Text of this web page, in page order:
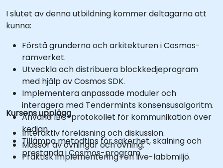
I slutet av denna utbildning kommer deltagarna att
kunna:
Förstå grunderna och arkitekturen i Cosmos-
ramverket.
Utveckla och distribuera blockkedjeprogram
med hjälp av Cosmos SDK.
Implementera anpassade moduler och
interagera med Tendermints konsensusalgoritm.
Använd IBC-protokollet för kommunikation över
kedjan.
Tillämpa metodtips för säkerhet, skalning och
prestanda i Cosmos-program.
Kursens upplägg
Interaktiv föreläsning och diskussion.
Massor av övningar och övning.
Praktisk implementering i en live-labbmiljö.